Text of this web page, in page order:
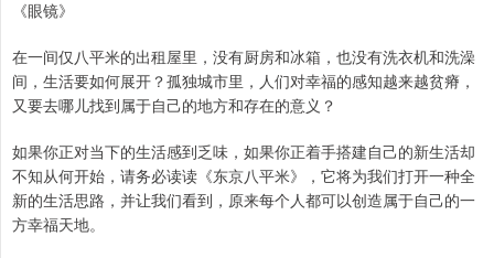
《眼镜》
在一间仅八平米的出租屋里，没有厨房和冰箱，也没有洗衣机和洗澡
间，生活要如何展开？孤独城市里，人们对幸福的感知越来越贫瘠，
又要去哪儿找到属于自己的地方和存在的意义？
如果你正对当下的生活感到乏味，如果你正着手搭建自己的新生活却
不知从何开始，请务必读读《东京八平米》，它将为我们打开一种全
新的生活思路，并让我们看到，原来每个人都可以创造属于自己的一
方幸福天地。